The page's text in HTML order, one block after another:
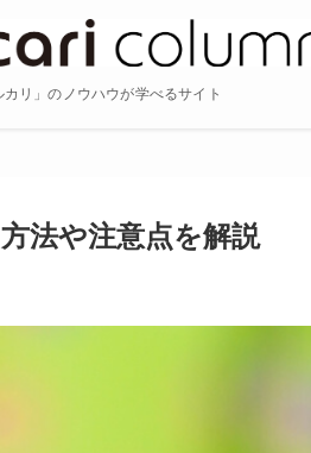
カリ」のノウハウが学べるサイト
法や注意点を解説